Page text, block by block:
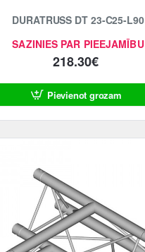
SAZINIES PAR PIEEJAMĪBU
DURATRUSS DT 23-C25-L90
218.30€
Pievienot grozam